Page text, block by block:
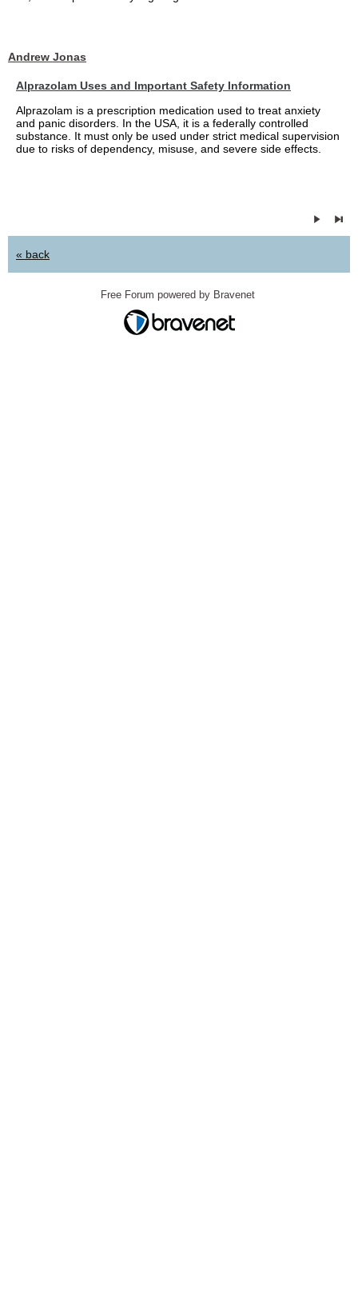
Andrew Jonas
Alprazolam Uses and Important Safety Information
Alprazolam is a prescription medication used to treat anxiety
and panic disorders. In the USA, it is a federally controlled
substance. It must only be used under strict medical supervision
due to risks of dependency, misuse, and severe side effects.
« back
Free Forum powered by Bravenet